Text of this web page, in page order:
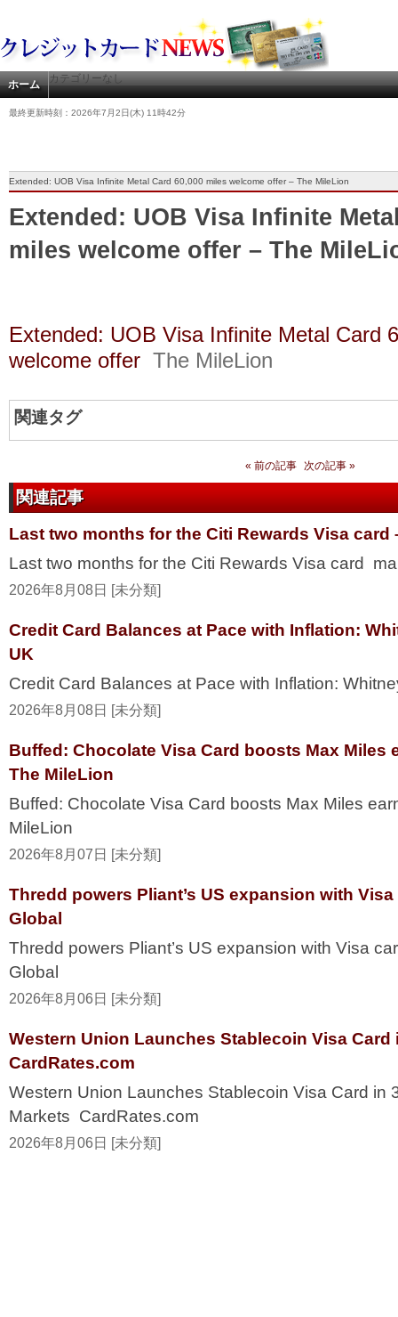
ホーム カテゴリーなし
最終更新時刻：2026年7月2日(木) 11時42分
Extended: UOB Visa Infinite Metal Card 60,000 miles welcome offer – The MileLion
Extended: UOB Visa Infinite
miles welcome offer – The
Extended: UOB Visa Infinite Metal Card
welcome offer The MileLion
関連タグ
« 前の記事 次の記事 »
関連記事
Last two months for the Citi Rewards Visa card
Last two months for the Citi Rewards Visa card
2026年8月08日 [未分類]
Credit Card Balances at Pace with Inflation:
UK
Credit Card Balances at Pace with Inflation:
2026年8月08日 [未分類]
Buffed: Chocolate Visa Card boosts Max Miles
The MileLion
Buffed: Chocolate Visa Card boosts Max Miles
MileLion
2026年8月07日 [未分類]
Thredd powers Pliant’s US expansion with
Global
Thredd powers Pliant’s US expansion with Visa
Global
2026年8月06日 [未分類]
Western Union Launches Stablecoin Visa Card
CardRates.com
Western Union Launches Stablecoin Visa Card in
Markets CardRates.com
2026年8月06日 [未分類]